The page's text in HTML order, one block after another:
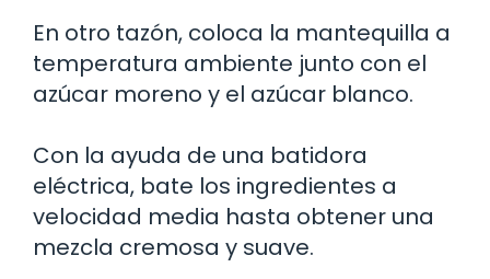
En otro tazón, coloca la mantequilla a
temperatura ambiente junto con el
azúcar moreno y el azúcar blanco.
Con la ayuda de una batidora
eléctrica, bate los ingredientes a
velocidad media hasta obtener una
mezcla cremosa y suave.